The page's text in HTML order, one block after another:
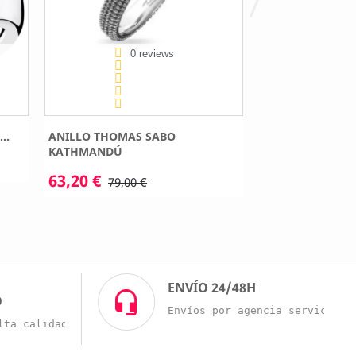
0 reviews
ANILLO THOMAS SABO
KATHMANDÚ
63,20 € 79,00 €
calidad a buenos precios.
ENVÍO 24/48H
Envíos por agencia servicio